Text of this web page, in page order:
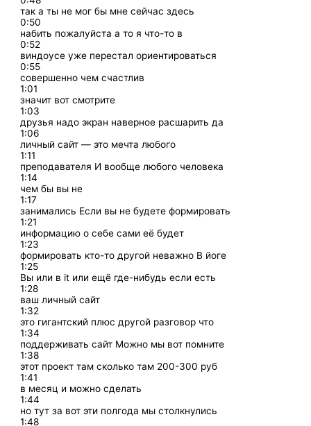
так а ты не мог бы мне сейчас здесь
0:50
набить пожалуйста а то я что-то в
0:52
виндоусе уже перестал ориентироваться
0:55
совершенно чем счастлив
1:01
значит вот смотрите
1:03
друзья надо экран наверное расшарить да
1:06
личный сайт — это мечта любого
1:11
преподавателя И вообще любого человека
1:14
чем бы вы не
1:17
занимались Если вы не будете формировать
1:21
информацию о себе сами её будет
1:23
формировать кто-то другой неважно В йоге
1:25
Вы или в it или ещё где-нибудь если есть
1:28
ваш личный сайт
1:32
это гигантский плюс другой разговор что
1:34
поддерживать сайт Можно мы вот помните
1:38
этот проект там сколько там 200-300 руб
1:41
в месяц и можно сделать
1:44
но тут за вот эти полгода мы столкнулись
1:48